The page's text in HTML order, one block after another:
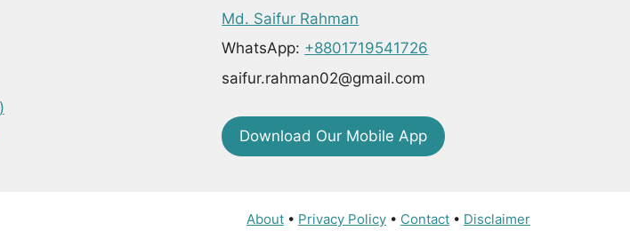
Md. Saifur Rahman
WhatsApp: +8801719541726
saifur.rahman02@gmail.com
Download Our Mobile App
About • Privacy Policy • Contact • Disclaimer